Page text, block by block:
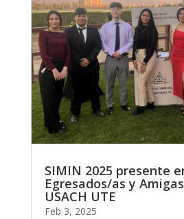
SIMIN 2025 presente
Egresados/as y
USACH UTE
Feb 3, 2025